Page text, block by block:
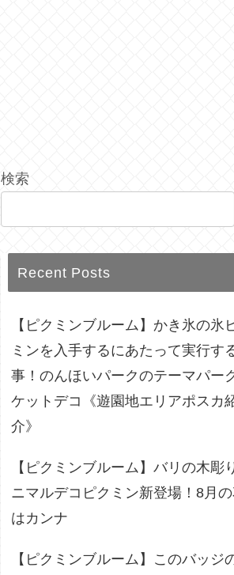
検索
Recent Posts
【ピクミンブルーム】かき氷の氷
ミンを入手するにあたって実行す
事！のんほいパークのテーマパー
ケットデコ《遊園地エリアポスカ
介》
【ピクミンブルーム】バリの木彫
ニマルデコピクミン新登場！8月
はカンナ
【ピクミンブルーム】このバッジ